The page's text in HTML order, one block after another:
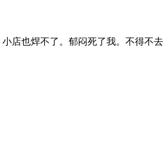
店也焊不了。郁闷死了我。不得不去